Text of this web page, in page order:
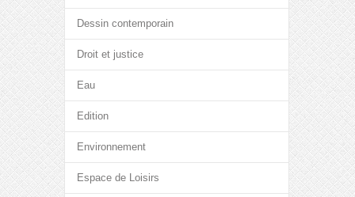
Dessin contemporain
Droit et justice
Eau
Edition
Environnement
Espace de Loisirs